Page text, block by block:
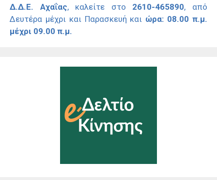
Δ.Δ.Ε. Αχαΐας, καλείτε στο 2610-465890, από
Δευτέρα μέχρι και Παρασκευή και ώρα: 08.00 π.μ.
μέχρι 09.00 π.μ.